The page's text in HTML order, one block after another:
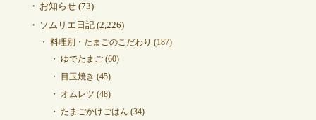
お知らせ(73)
ソムリエ日記(2,226)
料理別・たまごのこだわり (187)
ゆでたまご(60)
目玉焼き (45)
オムレツ (48)
たまごかけごはん (34)